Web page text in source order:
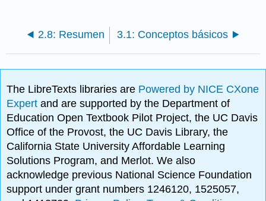
2.8: Resumen 3.1: Conceptos básicos
The LibreTexts libraries are Powered by NICE CXone
Expertand are supported by the Department of
Education Open Textbook Pilot Project, the UC Davis
Office of the Provost, the UC Davis Library, the
California State University Affordable Learning
Solutions Program, and Merlot. We also
acknowledge previous National Science Foundation
support under grant numbers 1246120, 1525057,